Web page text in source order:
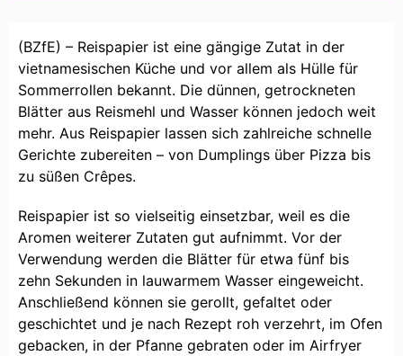
(BZfE) – Reispapier ist eine gängige Zutat in der
vietnamesischen Küche und vor allem als Hülle für
Sommerrollen bekannt. Die dünnen, getrockneten
Blätter aus Reismehl und Wasser können jedoch weit
mehr. Aus Reispapier lassen sich zahlreiche schnelle
Gerichte zubereiten – von Dumplings über Pizza bis
zu süßen Crêpes.
Reispapier ist so vielseitig einsetzbar, weil es die
Aromen weiterer Zutaten gut aufnimmt. Vor der
Verwendung werden die Blätter für etwa fünf bis
zehn Sekunden in lauwarmem Wasser eingeweicht.
Anschließend können sie gerollt, gefaltet oder
geschichtet und je nach Rezept roh verzehrt, im Ofen
gebacken, in der Pfanne gebraten oder im Airfryer